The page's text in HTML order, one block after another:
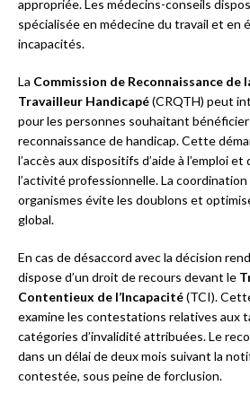
appropriée. Les médecins-conseils
spécialisée en médecine du travail et en
incapacités.
La Commission de Reconnaissance de
Travailleur Handicapé(CRQTH) peut
pour les personnes souhaitant
reconnaissance de handicap. Cette
l’accès aux dispositifs d’aide à l’emploi
l’activité professionnelle. La
organismes évite les doublons et
global.
En cas de désaccord avec la décision
dispose d’un droit de recours devant le
Contentieux de l’Incapacité(TCI).
examine les contestations relatives aux
catégories d’invalidité attribuées. Le
dans un délai de deux mois suivant la
contestée, sous peine de forclusion.